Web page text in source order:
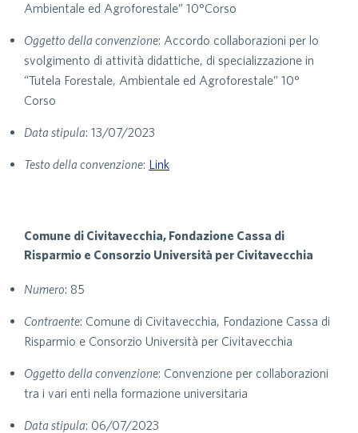
Ambientale ed Agroforestale” 10°Corso
Oggetto della convenzione: Accordo collaborazioni per lo
svolgimento di attività didattiche, di specializzazione in
“Tutela Forestale, Ambientale ed Agroforestale” 10°
Corso
Data stipula: 13/07/2023
Testo della convenzione: Link
Comune di Civitavecchia, Fondazione Cassa di
Risparmio e Consorzio Università per Civitavecchia
Numero: 85
Contraente: Comune di Civitavecchia, Fondazione Cassa di
Risparmio e Consorzio Università per Civitavecchia
Oggetto della convenzione: Convenzione per collaborazioni
tra i vari enti nella formazione universitaria
Data stipula: 06/07/2023